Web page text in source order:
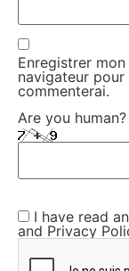
Enregistrer
navigateur
commenterai.
Are you
I have read
and Privacy